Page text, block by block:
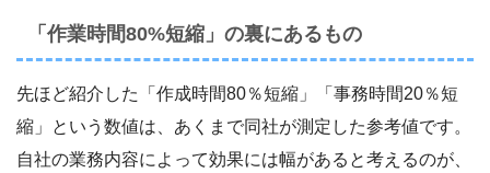
「作業時間80%短縮」の裏にあるもの
先ほど紹介した「作成時間80％短縮」「事務時間20％短
縮」という数値は、あくまで同社が測定した参考値です。
自社の業務内容によって効果には幅があると考えるのが、